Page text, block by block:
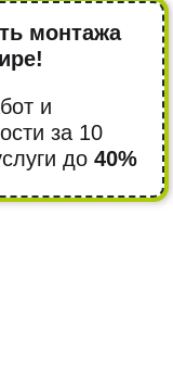
монтажа
и
за 10
до 40%